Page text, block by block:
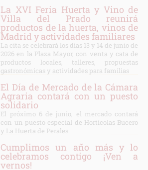
La XVI Feria Huerta y Vino de
Villa del Prado reunirá
productos de la huerta, vinos de
Madrid y actividades familiares
La cita se celebrará los días 13 y 14 de junio de
2026 en la Plaza Mayor, con venta y cata de
productos locales, talleres, propuestas
gastronómicas y actividades para familias
El Día de Mercado de la Cámara
Agraria contará con un puesto
solidario
El próximo 6 de junio, el mercado contará
con un puesto especial de Hortícolas Bucero
y La Huerta de Perales
Cumplimos un año más y lo
celebramos contigo ¡Ven a
vernos!